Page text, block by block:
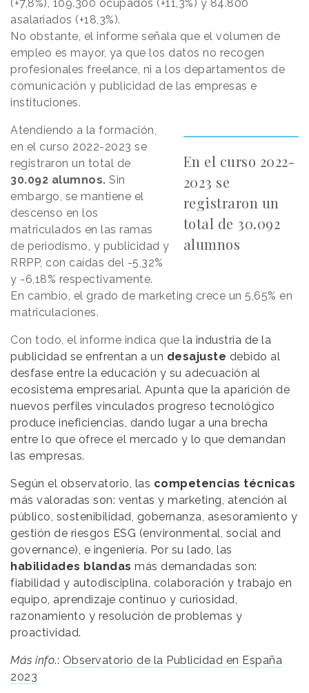
(+7,8%), 109.300 ocupados (+11,3%) y 84.800
asalariados (+18,3%).
No obstante, el informe señala que el volumen de
empleo es mayor, ya que los datos no recogen
profesionales freelance, ni a los departamentos de
comunicación y publicidad de las empresas e
instituciones.
En el curso 2022-
2023 se
registraron un
total de 30.092
alumnos
Atendiendo a la formación,
en el curso 2022-2023 se
registraron un total de
30.092 alumnos. Sin
embargo, se mantiene el
descenso en los
matriculados en las ramas
de periodismo, y publicidad y
RRPP, con caídas del -5,32%
y -6,18% respectivamente.
En cambio, el grado de marketing crece un 5,65% en
matriculaciones.
Con todo, el informe indica que la industria de la
publicidad se enfrentan a un desajuste debido al
desfase entre la educación y su adecuación al
ecosistema empresarial. Apunta que la aparición de
nuevos perfiles vinculados progreso tecnológico
produce ineficiencias, dando lugar a una brecha
entre lo que ofrece el mercado y lo que demandan
las empresas.
Según el observatorio, las competencias técnicas
más valoradas son: ventas y marketing, atención al
público, sostenibilidad, gobernanza, asesoramiento y
gestión de riesgos ESG (environmental, social and
governance), e ingeniería. Por su lado, las
habilidades blandas más demanda­das son:
fiabilidad y autodisciplina, colaboración y trabajo en
equipo, aprendizaje continuo y curiosidad,
razonamiento y resolución de problemas y
proactividad.
Más info.: Observatorio de la Publicidad en España
2023